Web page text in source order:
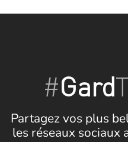
#Gard
Partagez vos plus
les réseaux sociaux